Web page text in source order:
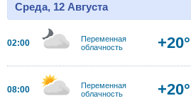
Среда, 12 Августа
02:00
Переменная
облачность
+20°
08:00
Переменная
облачность
+20°